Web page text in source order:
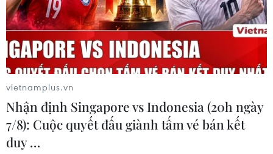
27/12/2015 04:34
Những doanh nghiệp được vinh danh là những doanh
nghiệp đã nỗ lực không ngừng cải thiện môi trường làm
việc và chăm lo đến đời sống tinh thần của người lao
động.
vietnamplus.vn
Nhận định Singapore vs Indonesia (20h ngày
7/8): Cuộc quyết đấu giành tấm vé bán kết
duy …